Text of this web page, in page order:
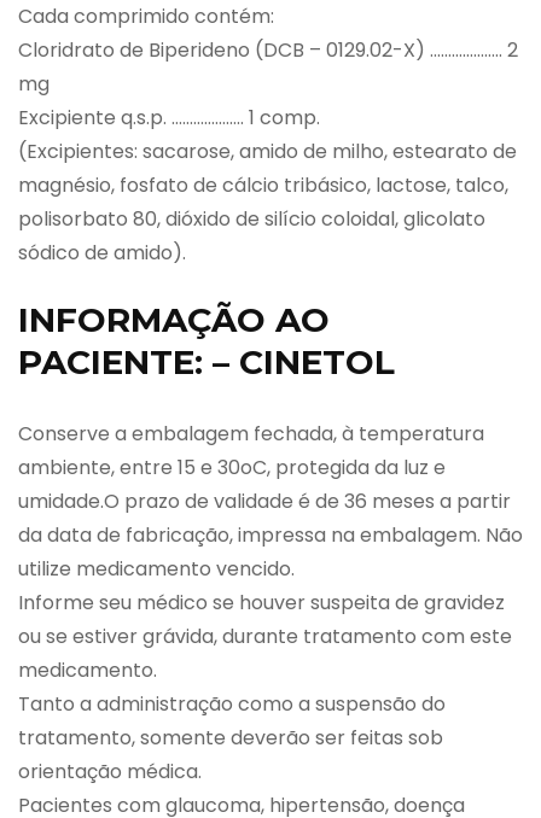
Cada comprimido contém:
Cloridrato de Biperideno (DCB – 0129.02-X) ……………….. 2
mg
Excipiente q.s.p. ……………….. 1 comp.
(Excipientes: sacarose, amido de milho, estearato de
magnésio, fosfato de cálcio tribásico, lactose, talco,
polisorbato 80, dióxido de silício coloidal, glicolato
sódico de amido).
INFORMAÇÃO AO
PACIENTE: – CINETOL
Conserve a embalagem fechada, à temperatura
ambiente, entre 15 e 30oC, protegida da luz e
umidade.O prazo de validade é de 36 meses a partir
da data de fabricação, impressa na embalagem. Não
utilize medicamento vencido.
Informe seu médico se houver suspeita de gravidez
ou se estiver grávida, durante tratamento com este
medicamento.
Tanto a administração como a suspensão do
tratamento, somente deverão ser feitas sob
orientação médica.
Pacientes com glaucoma, hipertensão, doença